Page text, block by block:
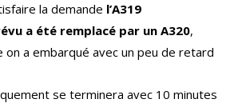
la demande l’A319
a été remplacé par un A320,
on a embarqué avec un peu de retard
se terminera avec 10 minutes